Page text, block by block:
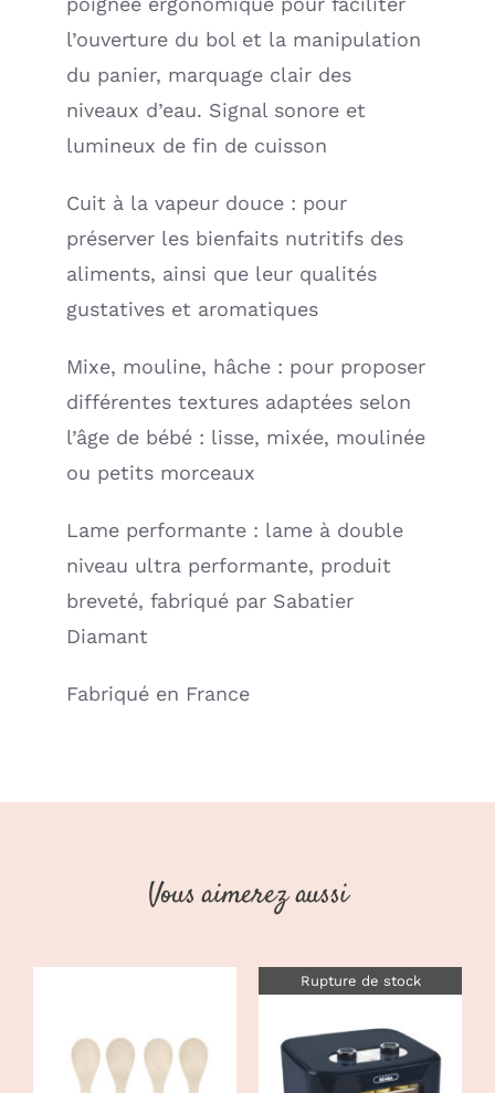
l’ouverture du bol et la manipulation
du panier, marquage clair des
niveaux d’eau. Signal sonore et
lumineux de fin de cuisson
Cuit à la vapeur douce : pour
préserver les bienfaits nutritifs des
aliments, ainsi que leur qualités
gustatives et aromatiques
Mixe, mouline, hâche : pour proposer
différentes textures adaptées selon
l’âge de bébé : lisse, mixée, moulinée
ou petits morceaux
Lame performante : lame à double
niveau ultra performante, produit
breveté, fabriqué par Sabatier
Diamant
Fabriqué en France
Vous aimerez aussi
AJOUTER AU
Rupture de stock